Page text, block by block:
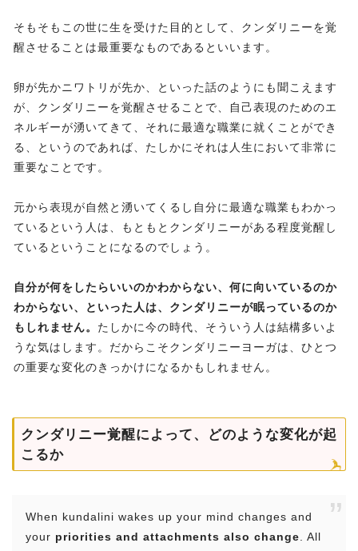
そもそもこの世に生を受けた目的として、クンダリニーを覚
醒させることは最重要なものであるといいます。
卵が先かニワトリが先か、といった話のようにも聞こえます
が、クンダリニーを覚醒させることで、自己表現のためのエ
ネルギーが湧いてきて、それに最適な職業に就くことができ
る、というのであれば、たしかにそれは人生において非常に
重要なことです。
元から表現が自然と湧いてくるし自分に最適な職業もわかっ
ているという人は、もともとクンダリニーがある程度覚醒し
ているということになるのでしょう。
自分が何をしたらいいのかわからない、何に向いているのか
わからない、といった人は、クンダリニーが眠っているのか
もしれません。 たしかに今の時代、そういう人は結構多いよ
うな気はします。だからこそクンダリニーヨーガは、ひとつ
の重要な変化のきっかけになるかもしれません。
クンダリニー覚醒によって、どのような変化が起
こるか
When kundalini wakes up your mind changes and
your priorities and attachments also change . All